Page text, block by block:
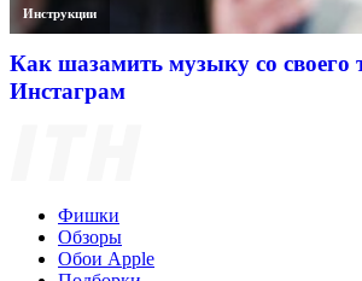
Инструкции
Как шазамить музыку со своего
Инстаграм
Фишки
Обзоры
Обои Apple